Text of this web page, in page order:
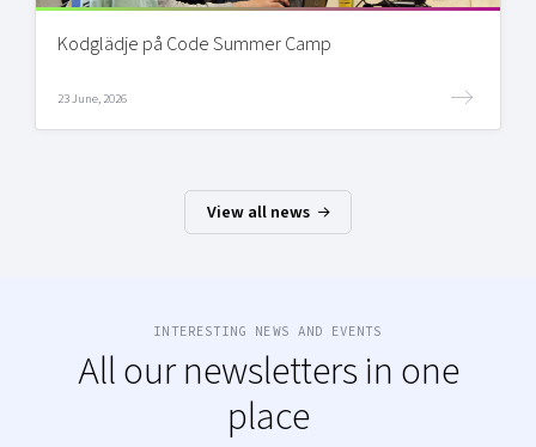
Kodglädje på Code Summer Camp
23 June, 2026
View all news
INTERESTING NEWS AND EVENTS
All our newsletters in one
place